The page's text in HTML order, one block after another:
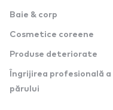
Baie & corp
Cosmetice coreene
Produse deteriorate
Îngrijirea profesională a
părului